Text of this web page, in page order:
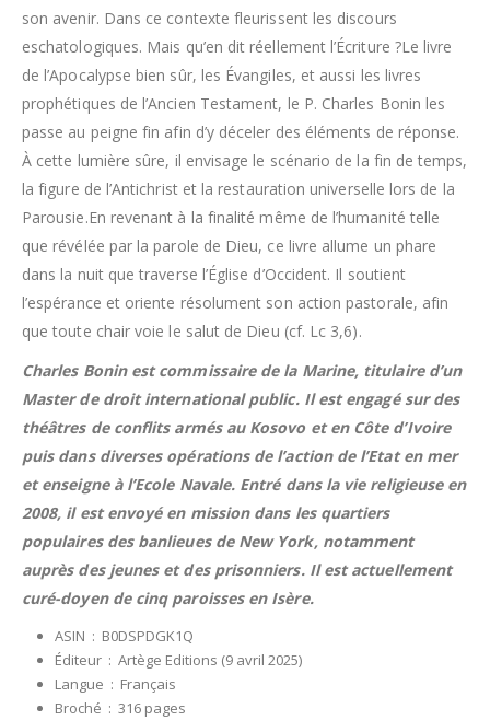
son avenir. Dans ce contexte fleurissent les discours
eschatologiques. Mais qu’en dit réellement l’Écriture ?Le livre
de l’Apocalypse bien sûr, les Évangiles, et aussi les livres
prophétiques de l’Ancien Testament, le P. Charles Bonin les
passe au peigne fin afin d’y déceler des éléments de réponse.
À cette lumière sûre, il envisage le scénario de la fin de temps,
la figure de l’Antichrist et la restauration universelle lors de la
Parousie.En revenant à la finalité même de l’humanité telle
que révélée par la parole de Dieu, ce livre allume un phare
dans la nuit que traverse l’Église d’Occident. Il soutient
l’espérance et oriente résolument son action pastorale, afin
que toute chair voie le salut de Dieu (cf. Lc 3,6).
Charles Bonin est commissaire de la Marine, titulaire d’un
Master de droit international public. Il est engagé sur des
théâtres de conflits armés au Kosovo et en Côte d’Ivoire
puis dans diverses opérations de l’action de l’Etat en mer
et enseigne à l’Ecole Navale. Entré dans la vie religieuse en
2008, il est envoyé en mission dans les quartiers
populaires des banlieues de New York, notamment
auprès des jeunes et des prisonniers. Il est actuellement
curé-doyen de cinq paroisses en Isère.
ASIN ‏ : ‎ B0DSPDGK1Q
Éditeur ‏ : ‎ Artège Editions (9 avril 2025)
Langue ‏ : ‎ Français
Broché ‏ : ‎ 316 pages